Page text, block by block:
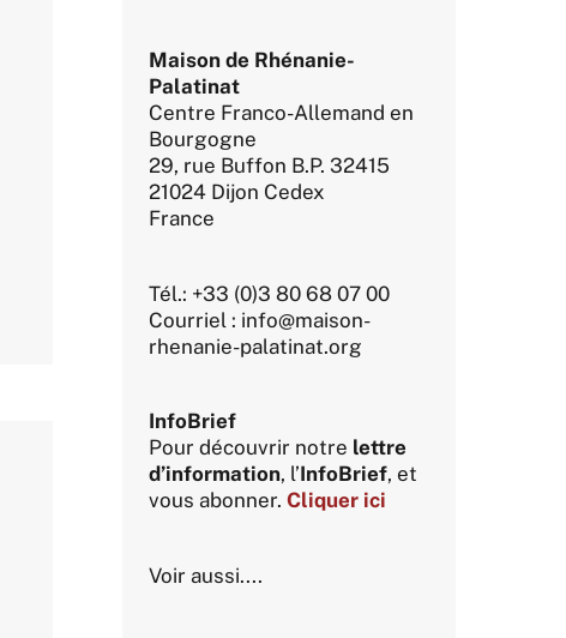
Maison de Rhénanie-
Palatinat
Centre Franco-Allemand en
Bourgogne
29, rue Buffon B.P. 32415
21024 Dijon Cedex
France
Tél.: +33 (0)3 80 68 07 00
Courriel : info@maison-
rhenanie-palatinat.org
InfoBrief
Pour découvrir notre lettre
d’information, l’InfoBrief, et
vous abonner. Cliquer ici
Voir aussi....